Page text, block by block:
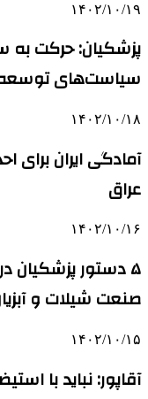
۱۴۰۲/۱۰/۱۹
پزشکیان: حرکت به
سیاست‌های
۱۴۰۲/۱۰/۱۸
آمادگی ایران
عراق
۱۴۰۲/۱۰/۱۶
۵ دستور
صنعت شیلات و
۱۴۰۲/۱۰/۱۵
آقاپور: نباید با